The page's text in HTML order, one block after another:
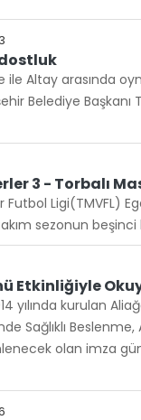
ile Altay arasında
Belediye Başkanı
3 - Torbalı
Ligi(TMVFL)
sezonun beşinci
Etkinliğiyle
kurulan
Sağlıklı
olan imza